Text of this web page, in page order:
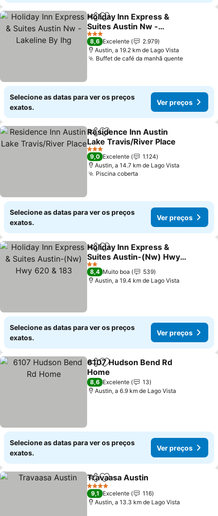
PartilharAdicionar aos favoritos
Holiday Inn Express &
Suites Austin Nw -
Lakeline By Ihg
Ver preços
3 Estrelas
8,6 Excelente
2.979
Austin, a 19.2 km de Lago Vista
Buffet de café da manhã quenteVer
Selecione as datas para ver os preços
exatos.
Ver preços
PartilharAdicionar aos favoritos
Residence Inn Austin
Lake Travis/River Place
Ver preços
3 Estrelas
9,0 Excelente
1.124
Austin, a 14.7 km de Lago Vista
Piscina coberta
Selecione as datas para ver os preços
exatos.
Ver preços
PartilharAdicionar aos favoritos
Holiday Inn Express &
Suites Austin-(Nw) Hwy
620 & 183
Ver preços
2 Estrelas
8,4 Muito boa
539
Austin, a 19.4 km de Lago Vista
Selecione as datas para ver os preços
exatos.
Ver preços
PartilharAdicionar aos favoritos
6107 Hudson Bend Rd
Home
Ver preços
8,6 Excelente
13
Austin, a 6.9 km de Lago Vista
Selecione as datas para ver os preços
exatos.
Ver preços
PartilharAdicionar aos favoritos
Travaasa Austin
4 Estrelas
9,1 Excelente
116
Austin, a 13.3 km de Lago Vista